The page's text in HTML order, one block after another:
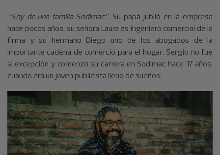
“Soy de una familia Sodimac”. Su papá jubiló en la empresa
hace pocos años, su señora Laura es ingeniero comercial de la
firma y su hermano Diego uno de los abogados de la
importante cadena de comercio para el hogar. Sergio no fue
la excepción y comenzó su carrera en Sodimac hace 17 años,
cuando era un joven publicista lleno de sueños.